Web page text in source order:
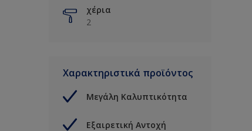
χέρια
2
Χαρακτηριστικά προϊόντος
Μεγάλη Καλυπτικότητα
Εξαιρετική Αντοχή